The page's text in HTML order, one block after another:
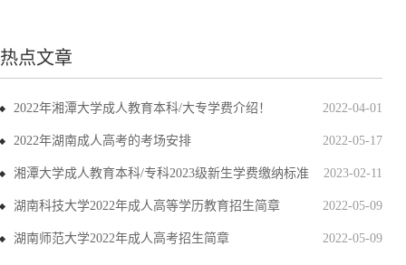
热点文章
2022-04-01
2022年湘潭大学成人教育本科/大专学费介绍！
2022-05-17
2022年湖南成人高考的考场安排
2023-02-11
湘潭大学成人教育本科/专科2023级新生学费缴纳标准
2022-05-09
湖南科技大学2022年成人高等学历教育招生简章
2022-05-09
湖南师范大学2022年成人高考招生简章